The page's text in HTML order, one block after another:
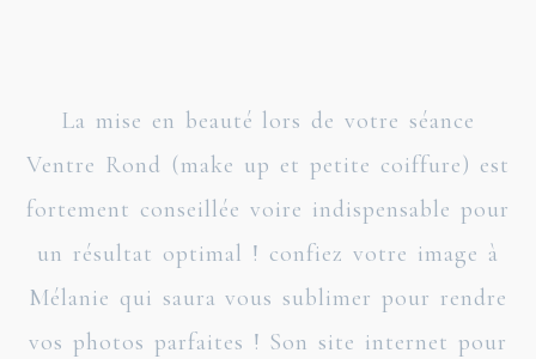
La mise en beauté lors de votre séance
Ventre Rond (make up et petite coiffure) est
fortement conseillée voire indispensable pour
un résultat optimal ! confiez votre image à
Mélanie qui saura vous sublimer pour rendre
vos photos parfaites ! Son site internet pour